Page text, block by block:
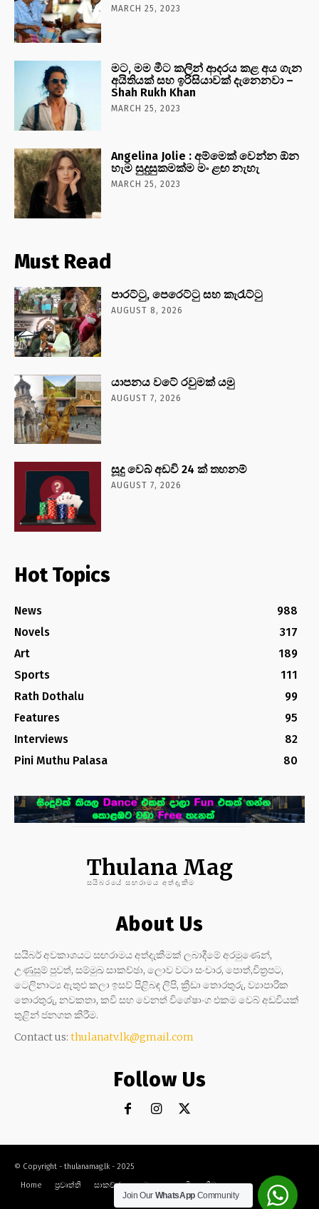
MARCH 25, 2023
මට, මම මීට කලින් ආදරය කළ අය ගැන
අයිතියක් සහ ඉරිසියාවක් දැනෙනවා –
Shah Rukh Khan
MARCH 25, 2023
Angelina Jolie : අම්මෙක් වෙන්න ඕන
හැම සුදුසුකමක්ම මං ළඟ නැහැ
MARCH 25, 2023
Must Read
පාරට්ටු, පෙරෙට්ටු සහ කැරැට්ටු
AUGUST 8, 2026
යාපනය වටේ රවුමක් යමු
AUGUST 7, 2026
සූදු වෙබ් අඩවි 24 ක් තහනම්
AUGUST 7, 2026
Hot Topics
News
988
Novels
317
Art
189
Sports
111
Rath Dothalu
99
Features
95
Interviews
82
Pini Muthu Palasa
80
Thulana Mag
සයිබරයේ සඟරාමය අත්දැකීම
About Us
සයිබර් අවකාශයට සඟරාමය අත්දැකීමක් ලබාදීමේ අරමුණෙන්,
උණුසුම් පුවත්, සම්මුඛ සාකච්ඡා, ලොව වටා සංචාර, පොත්,චිත්‍රපට,
ටෙලිනාට්‍ය ඇතුළු කලා ඉසව් පිළිබඳ ලිපි, ක්‍රීඩා තොරතුරු, ව්‍යාපාරික
තොරතුරු, නවකතා, කවි සහ වෙනත් විශේෂාංග එකම වෙබ් අඩවියක්
තුළින් ජනගත කිරීම.
Contact us: thulanatv.lk@gmail.com
Follow Us
© Copyright - thulanamag.lk - 2025
Home
ප්‍රවෘත්ති සාකච්ඡා නවකතා කවි ක්‍රීඩා කලා සංචාර
Join Our WhatsAppCommunity